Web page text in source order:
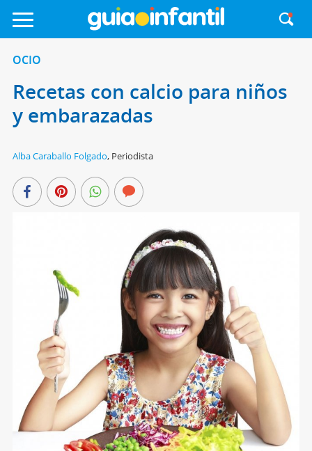
OCIO
Recetas con calcio para niños
y embarazadas
Alba Caraballo Folgado, Periodista